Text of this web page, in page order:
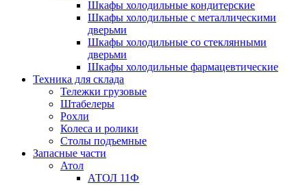
Шкафы холодильные кондитерские
Шкафы холодильные с металлическими
дверьми
Шкафы холодильные со стеклянными
дверьми
Шкафы холодильные фармацевтические
Техника для склада
Тележки грузовые
Штабелеры
Рохли
Колеса и ролики
Столы подъемные
Запасные части
Атол
АТОЛ 11Ф